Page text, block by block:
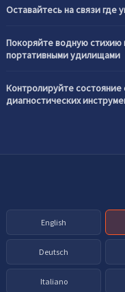
Оставайтесь на связи где
Покоряйте водную стихию
портативными удилищами
Контролируйте
диагностических
English
Deutsch
Italiano